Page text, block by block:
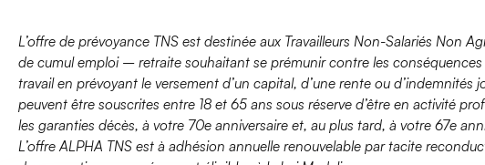
L’offre de prévoyance TNS est destinée aux Travailleurs Non-Salariés Non
de cumul emploi – retraite souhaitant se prémunir contre les
travail en prévoyant le versement d’un capital, d’une rente ou d’indemnités
peuvent être souscrites entre 18 et 65 ans sous réserve d’être en activité
les garanties décès, à votre 70e anniversaire et, au plus tard, à votre 67e
L’offre ALPHA TNS est à adhésion annuelle renouvelable par tacite